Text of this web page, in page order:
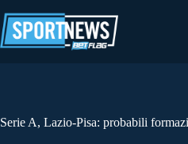
al
contenuto
Serie A, Lazio-Pisa: probabili